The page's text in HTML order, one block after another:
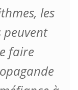
les
faire